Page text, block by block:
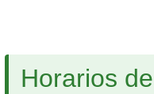
Horarios